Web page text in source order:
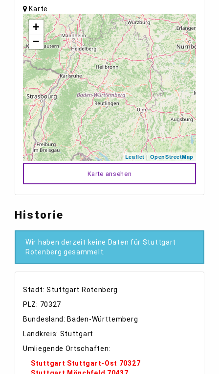
Karte
+
−
Leaflet | OpenStreetMap
Karte ansehen
Historie
Wir haben derzeit keine Daten für Stuttgart
Rotenberg gesammelt.
Stadt: Stuttgart Rotenberg
PLZ: 70327
Bundesland: Baden-Württemberg
Landkreis: Stuttgart
Umliegende Ortschaften:
Stuttgart Stuttgart-Ost 70327